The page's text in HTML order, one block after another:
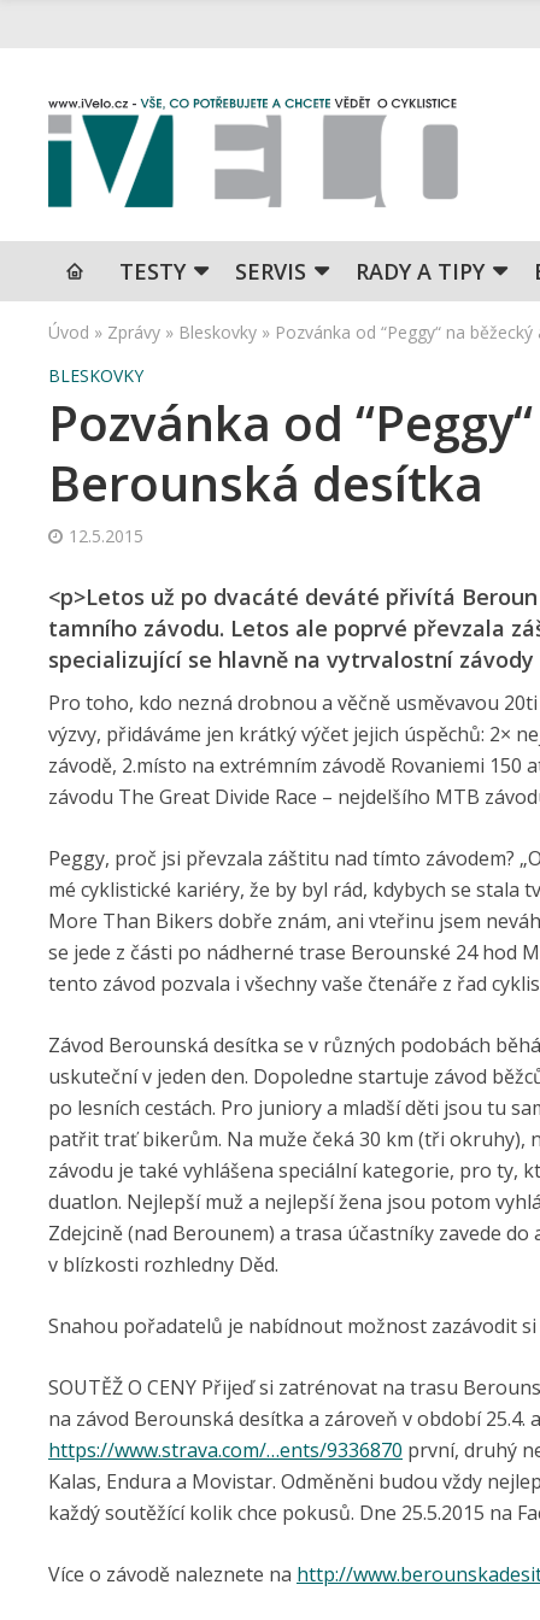
TESTY SERVIS RADY A TIPY
Úvod » Zprávy » Bleskovky » Pozvánka od “Peggy“ na
BLESKOVKY
Pozvánka od
Berounská desítka
12.5.2015
<p>Letos už po dvacáté deváté přivítá
tamního závodu. Letos ale poprvé převzala
specializující se hlavně na vytrvalostní
Pro toho, kdo nezná drobnou a věčně usměvavou
výzvy, přidáváme jen krátký výčet jejich úspěchů: 2×
závodě, 2.místo na extrémním závodě Rovaniemi
závodu The Great Divide Race – nejdelšího MTB
Peggy, proč jsi převzala záštitu nad tímto závodem?
mé cyklistické kariéry, že by byl rád, kdybych se
More Than Bikers dobře znám, ani vteřinu jsem
se jede z části po nádherné trase Berounské 24 hod
tento závod pozvala i všechny vaše čtenáře z řad
Závod Berounská desítka se v různých podobách
uskuteční v jeden den. Dopoledne startuje závod
po lesních cestách. Pro juniory a mladší děti jsou tu
patřit trať bikerům. Na muže čeká 30 km (tři okruhy),
závodu je také vyhlášena speciální kategorie, pro ty,
duatlon. Nejlepší muž a nejlepší žena jsou potom
Zdejcině (nad Berounem) a trasa účastníky zavede
v blízkosti rozhledny Děd.
Snahou pořadatelů je nabídnout možnost zazávodit
SOUTĚŽ O CENY Přijeď si zatrénovat na trasu
na závod Berounská desítka a zároveň v období 25.4.
https://www.strava.com/…ents/9336870 první, druhý
Kalas, Endura a Movistar. Odměněni budou vždy
každý soutěžící kolik chce pokusů. Dne 25.5.2015 na
Více o závodě naleznete na http://